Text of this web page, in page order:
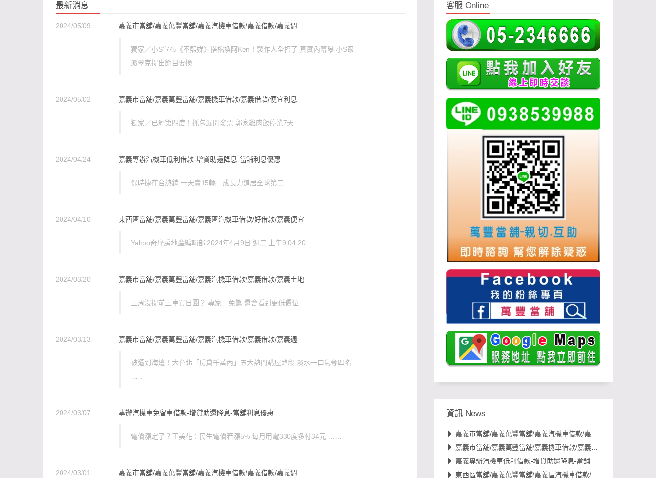
最新消息
2024/05/09 嘉義市當舖/嘉義萬豐當舖/嘉義汽機車借款/嘉義借款/嘉義週
獨家／小S宣布《不熙娣》搭檔換阿Ken！製作人全招了 真實內幕曝 小S跟
派翠克提出節目要換 ……
2024/05/02 嘉義市當舖/嘉義萬豐當舖/嘉義機車借款/嘉義借款/便宜利息
獨家／已經第四度！抓包漏開發票 郭家雞肉飯停業7天 ……
2024/04/24 嘉義專辦汽機車低利借款-增貸助還降息-當舖利息優惠
保時捷在台熱銷 一天賣15輛…成長力道居全球第二 ……
2024/04/10 東西區當舖/嘉義萬豐當舖/嘉義區汽機車借款/好借款/嘉義便宜
Yahoo奇摩房地產編輯部 2024年4月9日 週二 上午9:04 20 ……
2024/03/20 嘉義市當舖/嘉義萬豐當舖/嘉義汽機車借款/嘉義借款/嘉義土地
上周沒提前上車買日圓？ 專家：免驚 還會看到更低價位 ……
2024/03/13 嘉義市當舖/嘉義萬豐當舖/嘉義汽機車借款/嘉義借款/嘉義週
被逼到海邊！大台北「房貸千萬內」五大熱門購屋路段 淡水一口氣奪四名
……
2024/03/07 專辦汽機車免留車借款-增貸助還降息-當舖利息優惠
電價漲定了？王美花：民生電價若漲5% 每月用電330度多付34元 ……
2024/03/01 嘉義市當舖/嘉義萬豐當舖/嘉義汽機車借款/嘉義借款/嘉義週
客服 Online
資訊 News
嘉義市當舖/嘉義萬豐當舖/嘉義汽機車借款/嘉義借款/嘉義週
嘉義市當舖/嘉義萬豐當舖/嘉義機車借款/嘉義借款/便宜利息
嘉義專辦汽機車低利借款-增貸助還降息-當舖利息優惠
東西區當舖/嘉義萬豐當舖/嘉義區汽機車借款/好借款/嘉義便宜